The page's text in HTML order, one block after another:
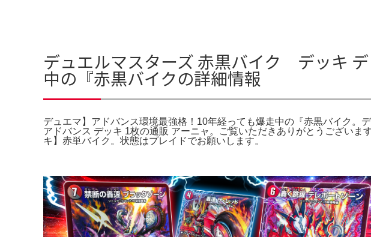
デュエルマスターズ 赤黒バイク デッキ
中の『赤黒バイクの詳細情報
デュエマ】アドバンス環境最強格！10年経っても爆走中の『赤黒バイク。
アドバンス デッキ 1枚の通販 アーニャ。ご覧いただきありがとうござい
キ】赤単バイク。状態はプレイドでお願いします。